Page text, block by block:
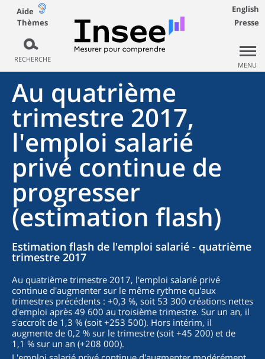
Aide
Thèmes
RECHERCHE
English
Presse
MENU
Au quatrième
trimestre 2017,
l'emploi salarié
privé continue de
progresser
(estimation flash)
Estimation flash de l'emploi salarié - quatrième
trimestre 2017
Au quatrième trimestre 2017, l'emploi salarié privé
continue d'augmenter sur le même rythme qu'aux
trimestres précédents : +0,3 %, soit 53 300 créations nettes
d'emploi après 49 600 au troisième trimestre. Sur un an, il
s'accroît de 1,3 % (soit +253 500). Hors intérim, il
augmente de 0,2 % sur le trimestre (soit +45 200) et de
1,1 % sur un an (+208 000).